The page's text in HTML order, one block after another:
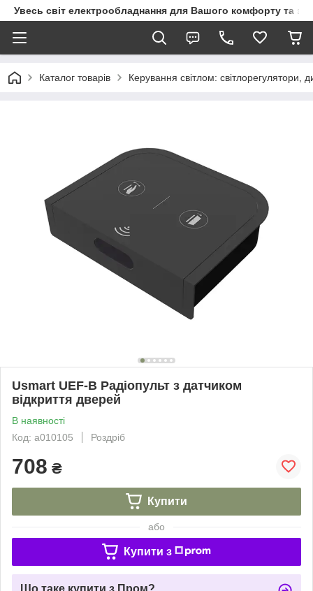
Увесь світ електрообладнання для Вашого комфорту та
Каталог товарів Керування світлом: світлорегулятори,
Usmart UEF-B Радіопульт з датчиком
відкриття дверей
В наявності
Код: a010105
Роздріб
708 ₴
Купити
або
Купити з
Що таке купити з Пром?